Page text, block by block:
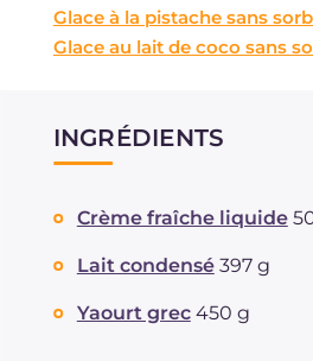
Glace à la pistache sans
Glace au lait de coco sans
INGRÉDIENTS
Crème fraîche liquide
Lait condensé 397 g
Yaourt grec 450 g